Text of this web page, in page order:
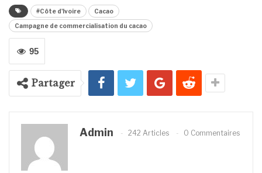
#Côte d'Ivoire Cacao
Campagne de commercialisation du cacao
95
Partager
Admin 242 Articles 0 Commentaires